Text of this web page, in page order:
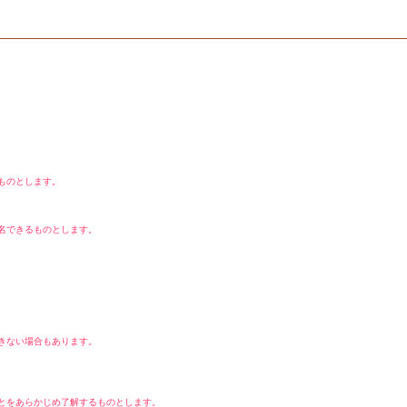
とします。
きるものとします。
い場合もあります。
あらかじめ了解するものとします。